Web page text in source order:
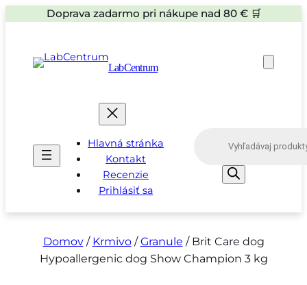
Doprava zadarmo pri nákupe nad 80 € 🛒
LabCentrum
Hlavná stránka
Kontakt
Recenzie
Prihlásiť sa
s
e
r
Domov/ Krmivo/Granule / Brit Care dog
Hypoallergenic dog Show Champion 3 kg